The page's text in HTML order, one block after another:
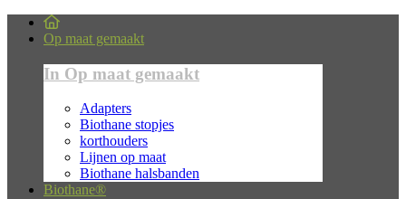
Op maat gemaakt
In Op maat gemaakt
Adapters
Biothane stopjes
korthouders
Lijnen op maat
Biothane halsbanden
Biothane®